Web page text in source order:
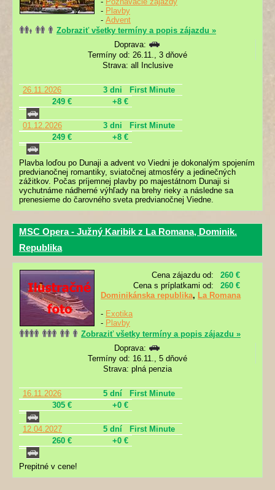
- Plavby
- Advent
Zobraziť všetky termíny a popis zájazdu »
Doprava:
Termíny od: 26.11., 3 dňové
Strava: all Inclusive
26.11.2026 3 dni
First Minute
249 €
+8 €
01.12.2026 3 dni
First Minute
249 €
+8 €
Plavba loďou po Dunaji a advent vo Viedni je dokonalým spojením
predvianočnej romantiky, sviatočnej atmosféry a jedinečných
zážitkov. Počas príjemnej plavby po majestátnom Dunaji si
vychutnáme nádherné výhľady na brehy rieky a následne sa
prenesieme do čarovného sveta predvianočnej Viedne.
MSC Opera - Južný Karibik z La Romana, Dominik.
Republika
Cena zájazdu od:
260 €
Cena s príplatkami od:
260 €
Dominikánska republika, La Romana
- Exotika
- Plavby
Zobraziť všetky termíny a popis zájazdu »
Doprava:
Termíny od: 16.11., 5 dňové
Strava: plná penzia
16.11.2026 5 dní
First Minute
305 €
+0 €
12.04.2027 5 dní
First Minute
260 €
+0 €
Prepitné v cene!